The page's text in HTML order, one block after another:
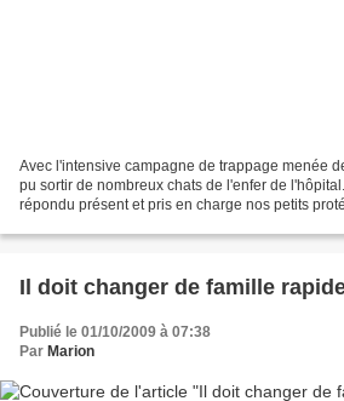
Avec l'intensive campagne de trappage menée
pu sortir de nombreux chats de l'enfer de
répondu présent et pris en charge nos petits
Il doit changer de famille
Publié le 01/10/2009 à 07:38
Par Marion